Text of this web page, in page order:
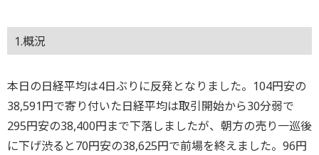
1.概況
本日の日経平均は4日ぶりに反発となりました。104円安の
38,591円で寄り付いた日経平均は取引開始から30分弱で
295円安の38,400円まで下落しましたが、朝方の売り一巡後
に下げ渋ると70円安の38,625円で前場を終えました。96円